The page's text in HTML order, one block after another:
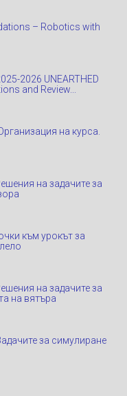
– Robotics with
2026 UNEARTHED
and Review...
на курса.
на задачите за
към урокът за
на задачите за
на вятъра
за симулиране